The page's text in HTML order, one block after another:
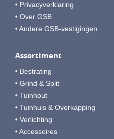
• Privacyverklaring
• Over GSB
• Andere GSB-vestigingen
Assortiment
• Bestrating
• Grind & Split
• Tuinhout
• Tuinhuis & Overkapping
• Verlichting
• Accessoires